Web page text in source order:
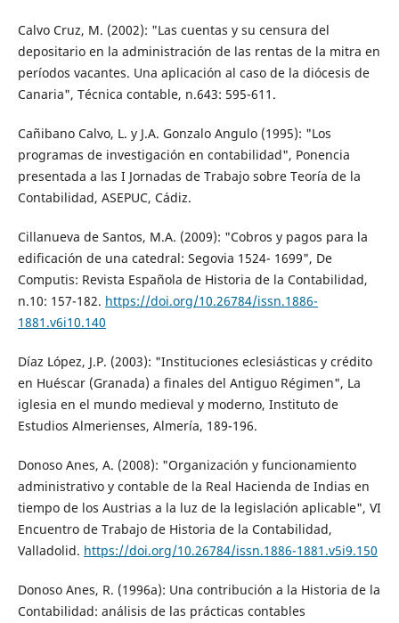
Calvo Cruz, M. (2002): "Las cuentas y su censura del
depositario en la administración de las rentas de la mitra en
períodos vacantes. Una aplicación al caso de la diócesis de
Canaria", Técnica contable, n.643: 595-611.
Cañibano Calvo, L. y J.A. Gonzalo Angulo (1995): "Los
programas de investigación en contabilidad", Ponencia
presentada a las I Jornadas de Trabajo sobre Teoría de la
Contabilidad, ASEPUC, Cádiz.
Cillanueva de Santos, M.A. (2009): "Cobros y pagos para la
edificación de una catedral: Segovia 1524- 1699", De
Computis: Revista Española de Historia de la Contabilidad,
n.10: 157-182. https://doi.org/10.26784/issn.1886-
1881.v6i10.140
Díaz López, J.P. (2003): "Instituciones eclesiásticas y crédito
en Huéscar (Granada) a finales del Antiguo Régimen", La
iglesia en el mundo medieval y moderno, Instituto de
Estudios Almerienses, Almería, 189-196.
Donoso Anes, A. (2008): "Organización y funcionamiento
administrativo y contable de la Real Hacienda de Indias en
tiempo de los Austrias a la luz de la legislación aplicable", VI
Encuentro de Trabajo de Historia de la Contabilidad,
Valladolid. https://doi.org/10.26784/issn.1886-1881.v5i9.150
Donoso Anes, R. (1996a): Una contribución a la Historia de la
Contabilidad: análisis de las prácticas contables